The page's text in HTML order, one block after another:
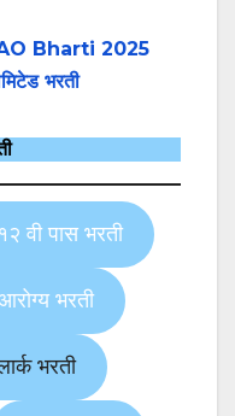
Bharti 2025
भरती
१२ वी पास भरती
भरती
भरती